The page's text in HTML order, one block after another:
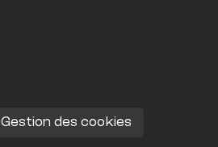
Gestion des cookies